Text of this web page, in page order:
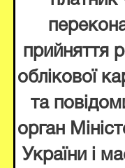
прийняття
облікової
та
орган
України і